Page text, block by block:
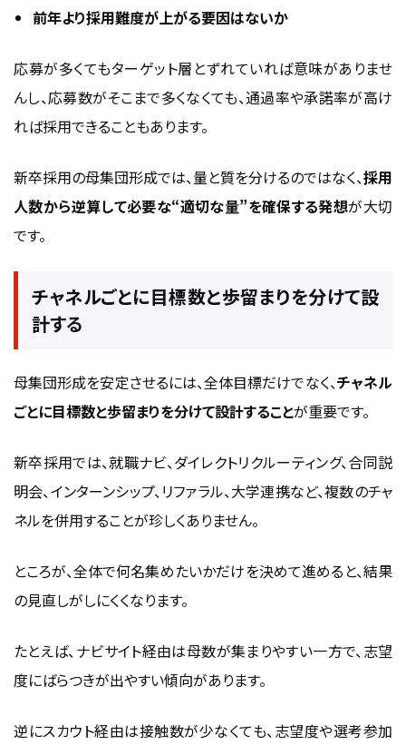
前年より採用難度が上がる要因はないか
応募が多くてもターゲット層とずれていれば意味がありませ
んし、応募数がそこまで多くなくても、通過率や承諾率が高け
れば採用できることもあります。
新卒採用の母集団形成では、量と質を分けるのではなく、採用
人数から逆算して必要な“適切な量”を確保する発想が大切
です。
チャネルごとに目標数と歩留まりを分けて設
計する
母集団形成を安定させるには、全体目標だけでなく、チャネル
ごとに目標数と歩留まりを分けて設計することが重要です。
新卒採用では、就職ナビ、ダイレクトリクルーティング、合同説
明会、インターンシップ、リファラル、大学連携など、複数のチャ
ネルを併用することが珍しくありません。
ところが、全体で何名集めたいかだけを決めて進めると、結果
の見直しがしにくくなります。
たとえば、ナビサイト経由は母数が集まりやすい一方で、志望
度にばらつきが出やすい傾向があります。
逆にスカウト経由は接触数が少なくても、志望度や選考参加